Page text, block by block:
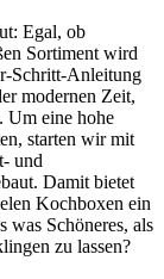
Egal, ob
Sortiment wird
Schritt-Anleitung
modernen Zeit,
Um eine hohe
starten wir mit
und
Damit bietet
Kochboxen ein
Schöneres, als
zu lassen?